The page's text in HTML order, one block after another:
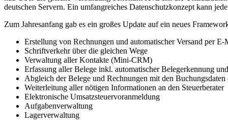
deutschen Servern. Ein umfangreiches Datenschutzkonzept kann
Zum Jahresanfang gab es ein großes Update auf ein neues
Erstellung von Rechnungen und automatischer Versand per
Schriftverkehr über die gleichen Wege
Verwaltung aller Kontakte (Mini-CRM)
Erfassung aller Belege inkl. automatischer Belegerkennung
Abgleich der Belege und Rechnungen mit den Buchungsdaten
Weiterleitung aller nötigen Informationen an den Steuerberater
Elektronische Umsatzsteuervoranmeldung
Aufgabenverwaltung
Lagerverwaltung